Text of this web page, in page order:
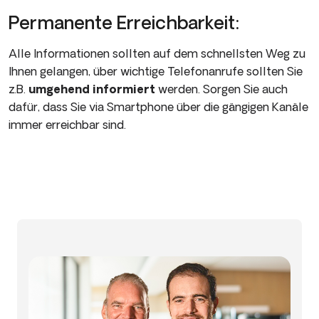
Permanente Erreichbarkeit:
Alle Informationen sollten auf dem schnellsten Weg zu
Ihnen gelangen, über wichtige Telefonanrufe sollten Sie
z.B. umgehend informiert werden. Sorgen Sie auch
dafür, dass Sie via Smartphone über die gängigen Kanäle
immer erreichbar sind.